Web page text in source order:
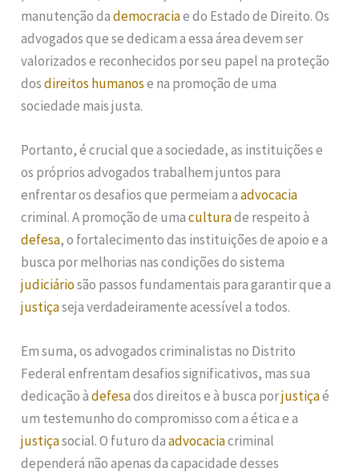
manutenção dademocraciae do Estado de Direito. Os
advogados que se dedicam a essa área devem ser
valorizados e reconhecidos por seu papel na proteção
dosdireitos humanose na promoção de uma
sociedade mais justa.
Portanto, é crucial que a sociedade, as instituições e
os próprios advogados trabalhem juntos para
enfrentar os desafios que permeiam aadvocacia
criminal. A promoção de umaculturade respeito à
defesa, o fortalecimento das instituições de apoio e a
busca por melhorias nas condições do sistema
judiciáriosão passos fundamentais para garantir que a
justiçaseja verdadeiramente acessível a todos.
Em suma, os advogados criminalistas no Distrito
Federal enfrentam desafios significativos, mas sua
dedicação àdefesados direitos e à busca porjustiçaé
um testemunho do compromisso com a ética e a
justiçasocial. O futuro daadvocaciacriminal
dependerá não apenas da capacidade desses